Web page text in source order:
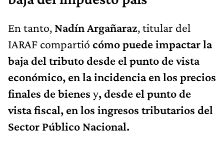
En tanto, Nadín Argañaraz, titular del
IARAF compartió cómo puede impactar la
baja del tributo desde el punto de vista
económico, en la incidencia en los precios
finales de bienes y, desde el punto de
vista fiscal, en los ingresos tributarios del
Sector Público Nacional.